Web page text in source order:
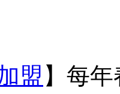
盟 】每